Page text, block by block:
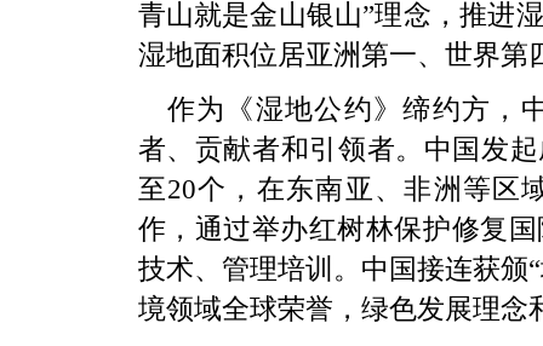
青山就是金山银山”理念，推进
湿地面积位居亚洲第一、世界
作为《湿地公约》缔约方，
者、贡献者和引领者。中国发
至20个，在东南亚、非洲等区
作，通过举办红树林保护修复
技术、管理培训。中国接连获颁
境领域全球荣誉，绿色发展理